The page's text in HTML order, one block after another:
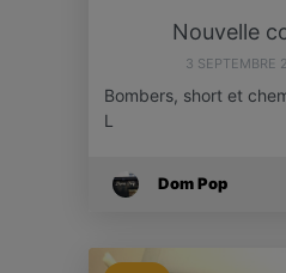
Nouvelle
3 SEPTEMBRE
Bombers, short et
L
Dom Pop